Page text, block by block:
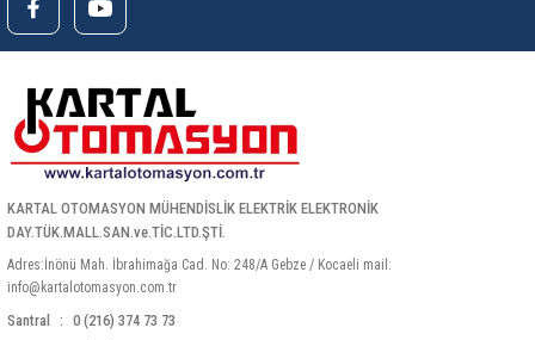
KARTAL OTOMASYON MÜHENDİSLİK ELEKTRİK ELEKTRONİK
DAY.TÜK.MALL.SAN.ve.TİC.LTD.ŞTİ.
Adres:İnönü Mah. İbrahimağa Cad. No: 248/A Gebze / Kocaeli mail:
info@kartalotomasyon.com.tr
Santral
0 (216) 374 73 73